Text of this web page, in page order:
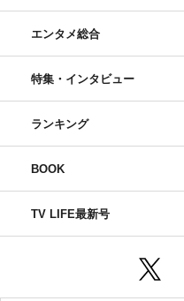
エンタメ総合
特集・インタビュー
ランキング
BOOK
TV LIFE最新号